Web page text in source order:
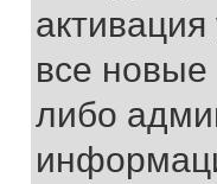
все новые
либо